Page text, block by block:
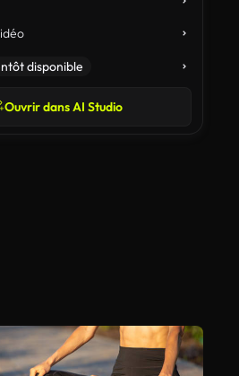
disponible
Ouvrir dans AI Studio